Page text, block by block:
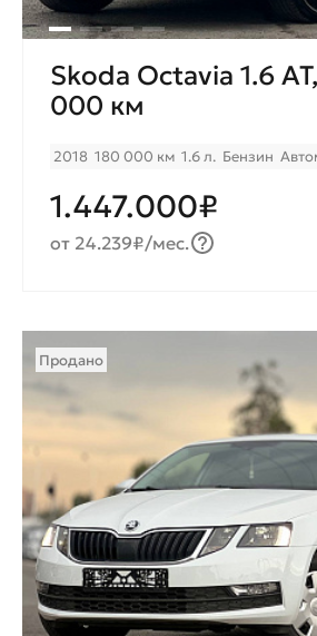
Skoda Octavia 1.6
000 км
2018 180 000 км 1.6 л. Бензин
1.447.000₽
от 24.239₽/мес.
Продано